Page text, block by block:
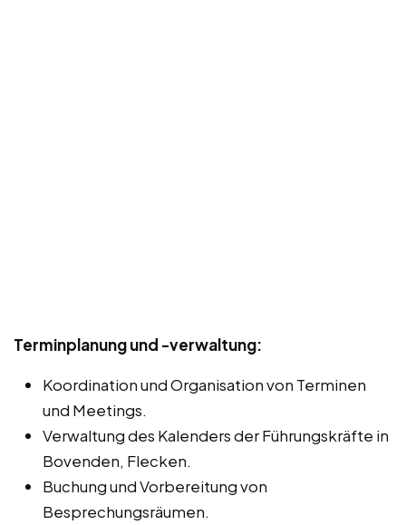
Terminplanung und -verwaltung:
Koordination und Organisation von Terminen
und Meetings.
Verwaltung des Kalenders der Führungskräfte in
Bovenden, Flecken.
Buchung und Vorbereitung von
Besprechungsräumen.